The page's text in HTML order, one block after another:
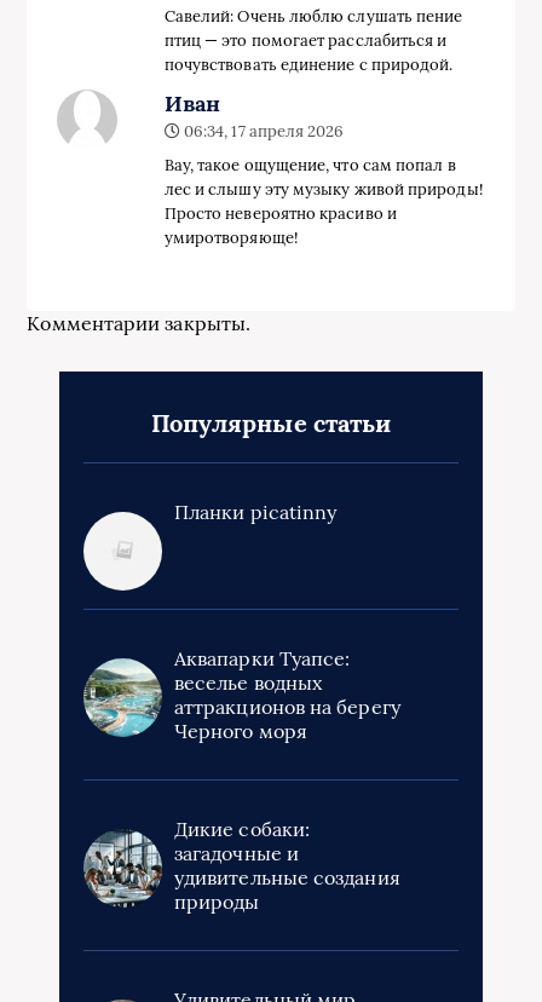
Савелий: Очень люблю слушать пение
птиц — это помогает расслабиться и
почувствовать единение с природой.
Иван
06:34, 17 апреля 2026
Вау, такое ощущение, что сам попал в
лес и слышу эту музыку живой природы!
Просто невероятно красиво и
умиротворяюще!
Комментарии закрыты.
Популярные статьи
Планки picatinny
Аквапарки Туапсе:
веселье водных
аттракционов на берегу
Черного моря
Дикие собаки:
загадочные и
удивительные создания
природы